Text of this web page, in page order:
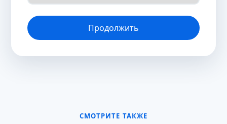
Продолжить
СМОТРИТЕ ТАКЖЕ